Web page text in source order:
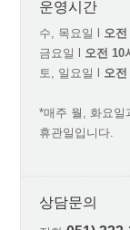
운영시간
수, 목요일 l
오전
금요일 l 오전 10
토, 일요일 l 오전
*매주 월, 화요일
휴관일입니다.
상담문의